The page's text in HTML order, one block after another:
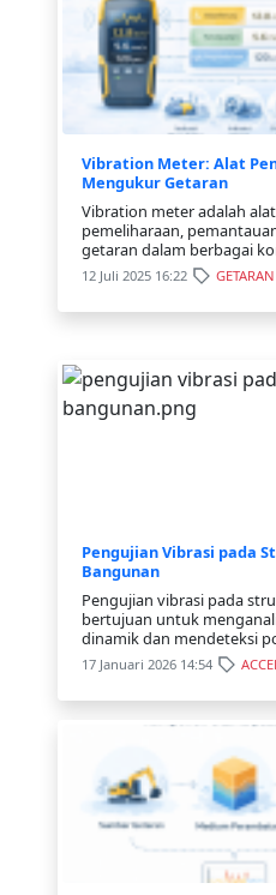
Vibration Meter: Alat
Mengukur Getaran
Vibration meter adalah
pemeliharaan,
getaran dalam berbagai
kemampuannya untuk
masalah dini, alat ini
mencegah kegagalan
12 Juli 2025 16:22 GETARAN
Pengujian Vibrasi pada
Bangunan
Pengujian vibrasi pada
bertujuan untuk
dinamik dan mendeteksi
kerusakan struktur. Artikel
metode, langkah
manfaatnya.
17 Januari 2026 14:54